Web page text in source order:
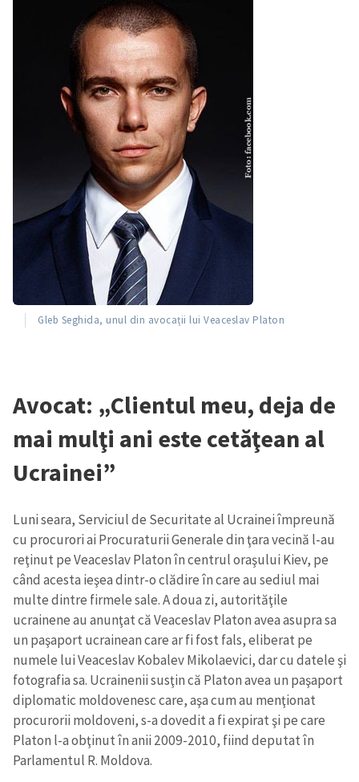
Gleb Seghida, unul din avocații lui Veaceslav Platon
Avocat: „Clientul meu, deja de
mai mulţi ani este cetăţean al
Ucrainei”
Luni seara, Serviciul de Securitate al Ucrainei împreună
cu procurori ai Procuraturii Generale din ţara vecină l-au
reţinut pe Veaceslav Platon în centrul oraşului Kiev, pe
când acesta ieşea dintr-o clădire în care au sediul mai
multe dintre firmele sale. A doua zi, autorităţile
ucrainene au anunţat că Veaceslav Platon avea asupra sa
un paşaport ucrainean care ar fi fost fals, eliberat pe
numele lui Veaceslav Kobalev Mikolaevici, dar cu datele şi
fotografia sa. Ucrainenii susţin că Platon avea un paşaport
diplomatic moldovenesc care, aşa cum au menţionat
procurorii moldoveni, s-a dovedit a fi expirat şi pe care
Platon l-a obţinut în anii 2009-2010, fiind deputat în
Parlamentul R. Moldova.